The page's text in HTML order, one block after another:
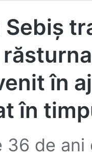
Sebiș
în
în
36 de